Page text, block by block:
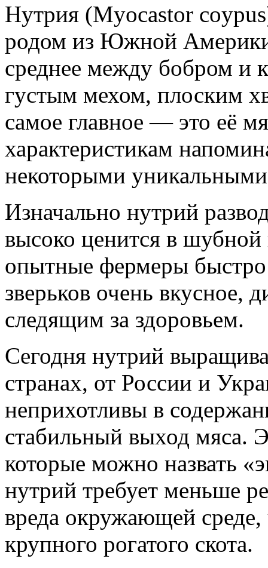
Нутрия (Myocastor
родом из Южной
среднее между бобром и
густым мехом, плоским
самое главное — это её
характеристикам
некоторыми
Изначально нутрий
высоко ценится в
опытные фермеры быстро
зверьков очень вкусное,
следящим за здоровьем.
Сегодня нутрий
странах, от России и
неприхотливы в
стабильный выход мяса.
которые можно назвать
нутрий требует меньше
вреда окружающей
крупного рогатого скота.